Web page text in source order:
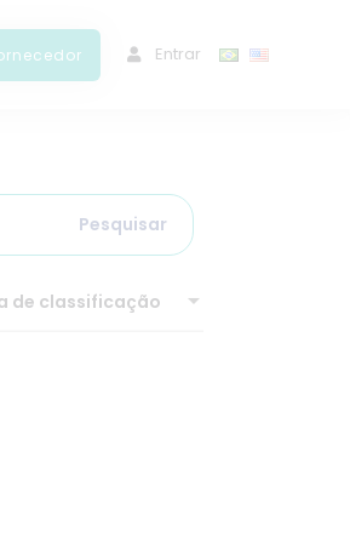
ﾠEntrar
Pesquisar
de classificação